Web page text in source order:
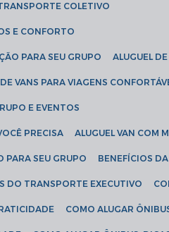
COLETIVO
E CONFORTO
PARA SEU GRUPO ALUGUEL
DE VANS PARA VIAGENS
E EVENTOS
PRECISA ALUGUEL VAN
PARA SEU GRUPO BENEFÍCIOS
DO TRANSPORTE EXECUTIVO
COMO ALUGAR